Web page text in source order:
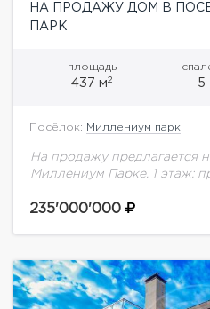
НА ПРОДАЖУ ДОМ В
ПАРК
площадь
437 м2 5
Посёлок: Миллениум парк
На продажу предлагается
Миллениум Парке. 1 этаж:
выходом на террасу, 2
235'000'000